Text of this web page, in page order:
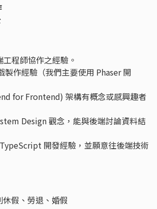
程師協作之經驗。
作經驗（我們主要使用 Phaser 開
for Frontend) 架構有概念或感興趣者
Design 觀念，能與後端討論資料結
開發經驗，並願意往後端技術
假、勞退、婚假